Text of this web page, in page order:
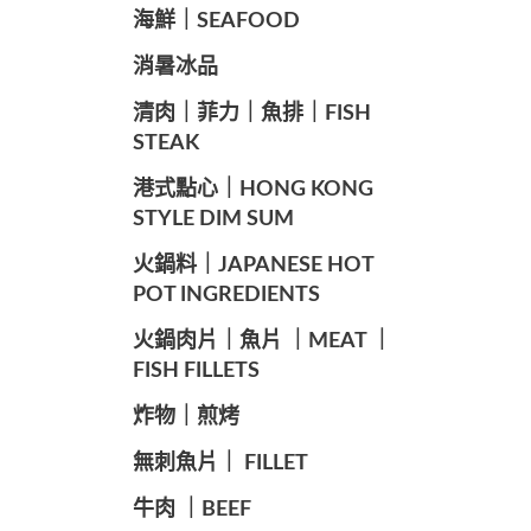
海鮮｜SEAFOOD
️消暑冰品
️清肉｜菲力｜魚排｜FISH
STEAK
️港式點心｜HONG KONG
STYLE DIM SUM
️火鍋料｜JAPANESE HOT
POT INGREDIENTS
️火鍋肉片｜魚片 ｜MEAT ｜
FISH FILLETS
️炸物｜煎烤
️無刺魚片｜ FILLET
牛肉 ｜BEEF